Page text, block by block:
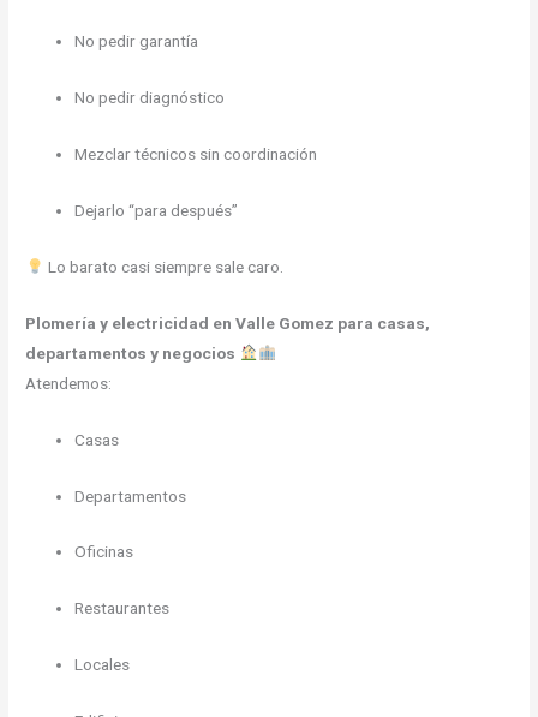
No pedir garantía
No pedir diagnóstico
Mezclar técnicos sin coordinación
Dejarlo “para después”
Lo barato casi siempre sale caro.
Plomería y electricidad en Valle Gomez para casas,
departamentos y negocios
Atendemos:
Casas
Departamentos
Oficinas
Restaurantes
Locales